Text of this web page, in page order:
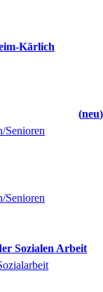
Kärlich
neu
Senioren
Senioren
Sozialen Arbeit